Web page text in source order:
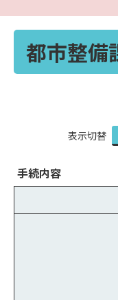
都市整備
表
の
表示切替
手続内容